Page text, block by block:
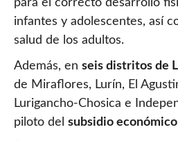
para el correcto desarrollo
infantes y adolescentes, así
salud de los adultos.
Además, en seis distritos de
de Miraflores, Lurín, El
Lurigancho-Chosica e
piloto del subsidio